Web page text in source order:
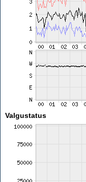
Valgustatus